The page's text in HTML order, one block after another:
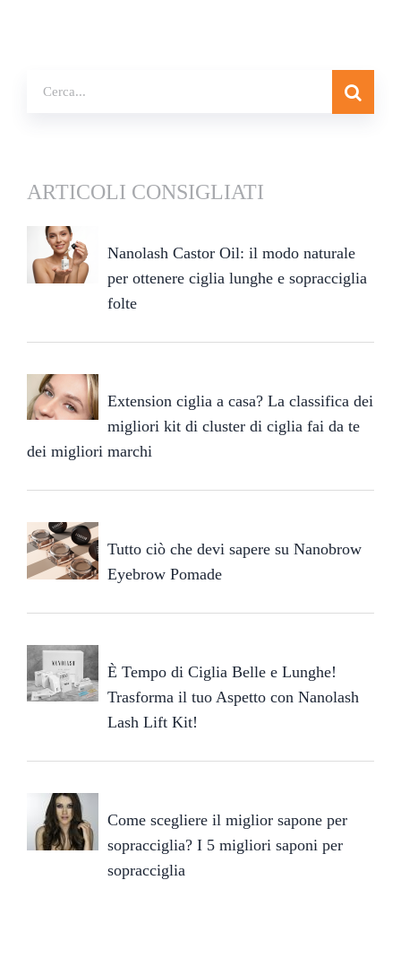
ARTICOLI CONSIGLIATI
Nanolash Castor Oil: il modo naturale
per ottenere ciglia lunghe e sopracciglia
folte
Extension ciglia a casa? La classifica dei
migliori kit di cluster di ciglia fai da te
dei migliori marchi
Tutto ciò che devi sapere su Nanobrow
Eyebrow Pomade
È Tempo di Ciglia Belle e Lunghe!
Trasforma il tuo Aspetto con Nanolash
Lash Lift Kit!
Come scegliere il miglior sapone per
sopracciglia? I 5 migliori saponi per
sopracciglia